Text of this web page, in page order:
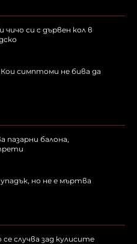
чичо си с дървен кол в
симптоми не бива да
пазарни балона,
но не е мъртва
случва зад кулисите